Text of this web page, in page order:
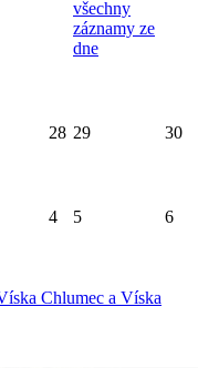
všechny
záznamy ze
dne
28 29 30
4 5
6
Chlumec a Víska